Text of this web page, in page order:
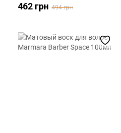
462 грн 494 грн